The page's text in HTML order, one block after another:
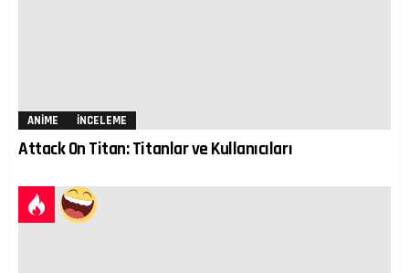
ANIME İNCELEME
Attack On Titan: Titanlar ve Kullanıcıları